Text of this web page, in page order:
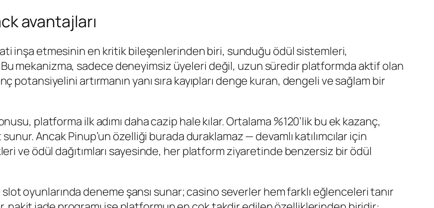
avantajları
inşa etmesinin en kritik bileşenlerinden biri, sunduğu ödül sistemleri,
mekanizma, sadece deneyimsiz üyeleri değil, uzun süredir platformda aktif olan
potansiyelini artırmanın yanı sıra kayıpları denge kuran, dengeli ve sağlam bir
platforma ilk adımı daha cazip hale kılar. Ortalama %120’lik bu ek kazanç,
Ancak Pinup’un özelliği burada duraklamaz — devamlı katılımcılar için
ve ödül dağıtımları sayesinde, her platform ziyaretinde benzersiz bir ödül
oyunlarında deneme şansı sunar; casino severler hem farklı eğlenceleri tanır